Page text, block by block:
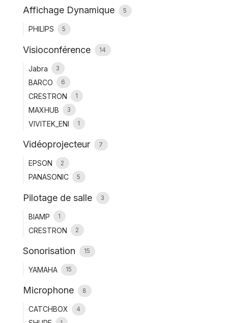
Affichage Dynamique 5
PHILIPS 5
Visioconférence 14
Jabra 3
BARCO 6
CRESTRON 1
MAXHUB 3
VIVITEK_ENI 1
Vidéoprojecteur 7
EPSON 2
PANASONIC 5
Pilotage de salle 3
BIAMP 1
CRESTRON 2
Sonorisation 15
YAMAHA 15
Microphone 8
CATCHBOX 4